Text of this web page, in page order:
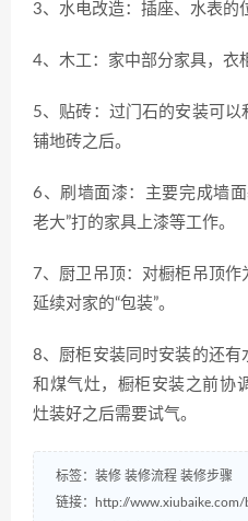
3、水电改造：插座、水表的
4、木工：家中部分家具，衣
5、贴砖：过门石的安装可
铺地砖之后。
6、刷墙面漆：主要完成墙
老大”打的家具上漆等工作。
7、厨卫吊顶：对橱柜吊顶
延续对家的“包装”。
8、厨柜安装同时安装的还有
和煤气灶，橱柜安装之前协
灶装好之后需要试气。
标签： 装修 装修流程 装修步骤
链接：
http://www.xiubaike.com/